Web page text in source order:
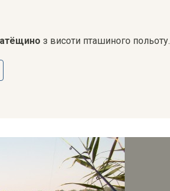
з висоти пташиного польоту.